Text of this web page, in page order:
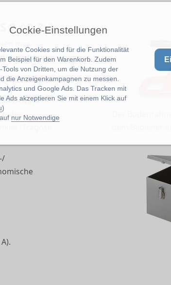
Cockie-Einstellungen
Cookies sind für die Funktionalität
Beispiel für den Warenkorb. Zudem
von Dritten, um die Nutzung der
die Anzeigenkampagnen zu messen.
und Google Ads. Das Tracken mit
Ads akzeptieren Sie mit einem Klick auf
)
nur Notwendige
2 / 0.3 A
max.
2-
2. Stufe
hoher
(Tragöse
Der
dem Bediener